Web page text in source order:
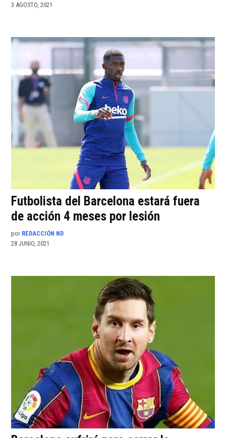
3 AGOSTO, 2021
Futbolista del Barcelona estará fuera
de acción 4 meses por lesión
por REDACCIÓN ND
28 JUNIO, 2021